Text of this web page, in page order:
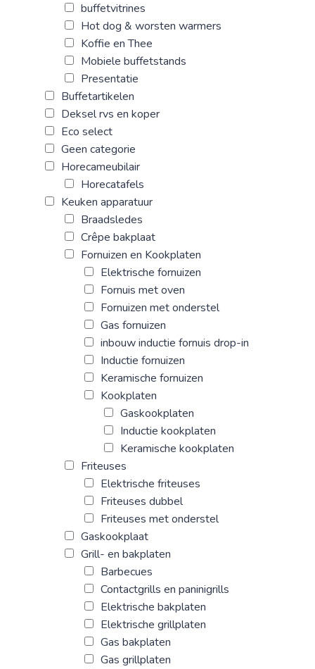
buffetvitrines
Hot dog & worsten warmers
Koffie en Thee
Mobiele buffetstands
Presentatie
Buffetartikelen
Deksel rvs en koper
Eco select
Geen categorie
Horecameubilair
Horecatafels
Keuken apparatuur
Braadsledes
Crêpe bakplaat
Fornuizen en Kookplaten
Elektrische fornuizen
Fornuis met oven
Fornuizen met onderstel
Gas fornuizen
inbouw inductie fornuis drop-in
Inductie fornuizen
Keramische fornuizen
Kookplaten
Gaskookplaten
Inductie kookplaten
Keramische kookplaten
Friteuses
Elektrische friteuses
Friteuses dubbel
Friteuses met onderstel
Gaskookplaat
Grill- en bakplaten
Barbecues
Contactgrills en paninigrills
Elektrische bakplaten
Elektrische grillplaten
Gas bakplaten
Gas grillplaten